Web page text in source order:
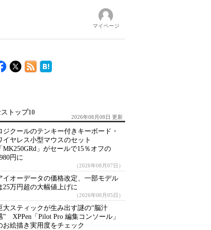
マイページ
トップ10
2026年08月08日 更新
ジクールのテンキー付きキーボード・
イヤレス小型マウスのセット
「MK250GRd」がセールで15％オフの
円に
（2026年08月07日）
イオーデータの価格改定、一部モデル
25万円超の大幅値上げに
（2026年08月05日）
大スティックが生み出す謎の“脳汁
” XPPen「Pilot Pro 編集コンソール」
お絵描き実用度をチェック